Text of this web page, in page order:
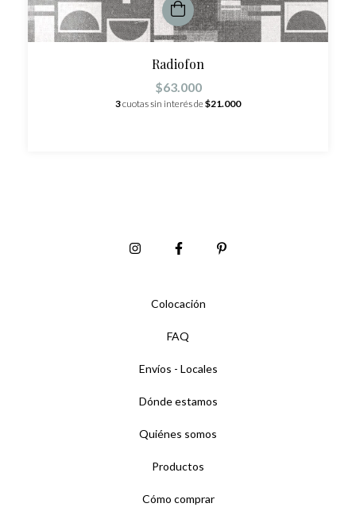
Radiofon
$63.000
3cuotas sin interés de$21.000
Colocación
FAQ
Envíos - Locales
Dónde estamos
Quiénes somos
Productos
Cómo comprar